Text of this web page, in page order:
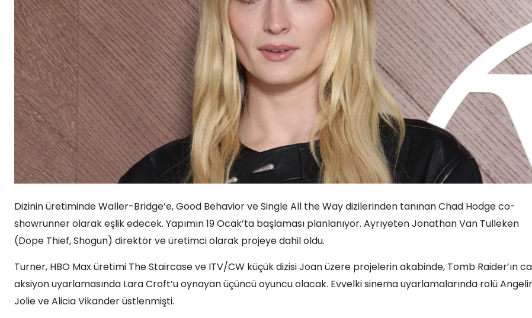
Dizinin üretiminde Waller-Bridge’e, Good Behavior ve Single All the Way dizilerinden tanınan Chad Hodge co-
showrunner olarak eşlik edecek. Yapımın 19 Ocak’ta başlaması planlanıyor. Ayrıyeten Jonathan Van Tulleken
(Dope Thief, Shogun) direktör ve üretimci olarak projeye dahil oldu.
Turner, HBO Max üretimi The Staircase ve ITV/CW küçük dizisi Joan üzere projelerin akabinde, Tomb Raider’ın
aksiyon uyarlamasında Lara Croft’u oynayan üçüncü oyuncu olacak. Evvelki sinema uyarlamalarında rolü
Jolie ve Alicia Vikander üstlenmişti.